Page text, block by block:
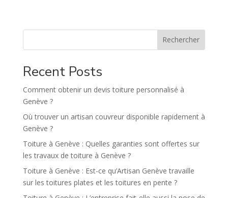
i
e
:
Rechercher
Recent Posts
Comment obtenir un devis toiture personnalisé à
Genève ?
Où trouver un artisan couvreur disponible rapidement à
Genève ?
Toiture à Genève : Quelles garanties sont offertes sur
les travaux de toiture à Genève ?
Toiture à Genève : Est-ce qu’Artisan Genève travaille
sur les toitures plates et les toitures en pente ?